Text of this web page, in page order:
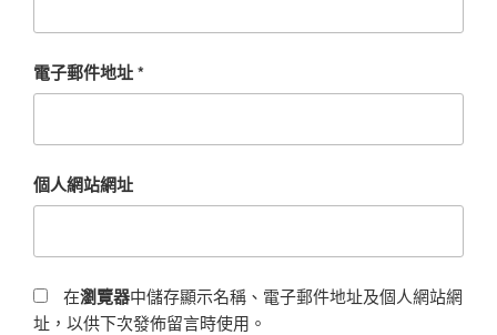
電子郵件地址*
個人網站網址
在瀏覽器中儲存顯示名稱、電子郵件地址及個人網站網
址，以供下次發佈留言時使用。